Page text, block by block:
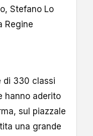
Stefano Lo
Regine
330 classi
hanno aderito
sul piazzale
una grande